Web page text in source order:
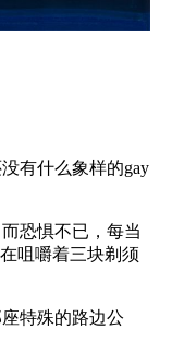
有什么象样的gay
恐惧不已，每当
咀嚼着三块剃须
特殊的路边公